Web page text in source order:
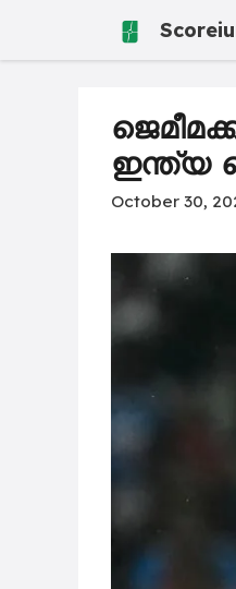
ഇന്ത്യ
October 30,